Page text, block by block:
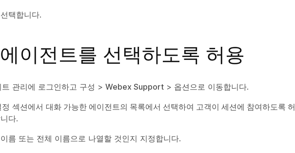
택합니다.
이전트를 선택하도록 허용
관리에 로그인하고 구성 > Webex Support > 옵션으로 이동합니다.
섹션에서 대화 가능한 에이전트의 목록에서 선택하여 고객이 세션에 참여하도록 허
다.
름 또는 전체 이름으로 나열할 것인지 지정합니다.